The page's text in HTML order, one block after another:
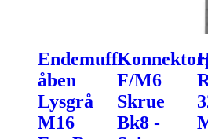
Endemuffe
åben
Lysgrå
M16
F/M6
Skrue
Bk8 -